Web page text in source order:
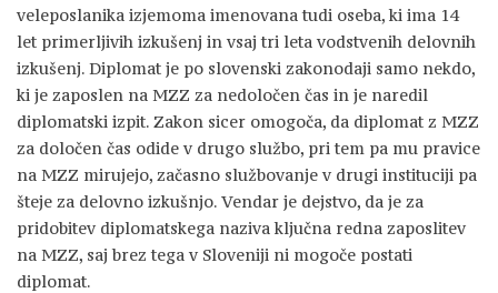
veleposlanika izjemoma imenovana tudi oseba, ki ima 14
let primerljivih izkušenj in vsaj tri leta vodstvenih delovnih
izkušenj. Diplomat je po slovenski zakonodaji samo nekdo,
ki je zaposlen na MZZ za nedoločen čas in je naredil
diplomatski izpit. Zakon sicer omogoča, da diplomat z MZZ
za določen čas odide v drugo službo, pri tem pa mu pravice
na MZZ mirujejo, začasno službovanje v drugi instituciji pa
šteje za delovno izkušnjo. Vendar je dejstvo, da je za
pridobitev diplomatskega naziva ključna redna zaposlitev
na MZZ, saj brez tega v Sloveniji ni mogoče postati
diplomat.